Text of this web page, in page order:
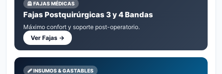
🦺 FAJAS MÉDICAS
Fajas Postquirúrgicas 3 y 4 Bandas
Máximo confort y soporte post-operatorio.
Ver Fajas →
🩹 INSUMOS & GASTABLES